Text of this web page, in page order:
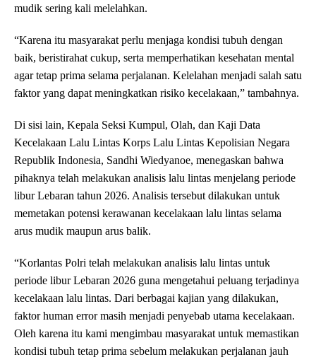
mudik sering kali melelahkan.
“Karena itu masyarakat perlu menjaga kondisi tubuh dengan
baik, beristirahat cukup, serta memperhatikan kesehatan mental
agar tetap prima selama perjalanan. Kelelahan menjadi salah satu
faktor yang dapat meningkatkan risiko kecelakaan,” tambahnya.
Di sisi lain, Kepala Seksi Kumpul, Olah, dan Kaji Data
Kecelakaan Lalu Lintas Korps Lalu Lintas Kepolisian Negara
Republik Indonesia, Sandhi Wiedyanoe, menegaskan bahwa
pihaknya telah melakukan analisis lalu lintas menjelang periode
libur Lebaran tahun 2026. Analisis tersebut dilakukan untuk
memetakan potensi kerawanan kecelakaan lalu lintas selama
arus mudik maupun arus balik.
“Korlantas Polri telah melakukan analisis lalu lintas untuk
periode libur Lebaran 2026 guna mengetahui peluang terjadinya
kecelakaan lalu lintas. Dari berbagai kajian yang dilakukan,
faktor human error masih menjadi penyebab utama kecelakaan.
Oleh karena itu kami mengimbau masyarakat untuk memastikan
kondisi tubuh tetap prima sebelum melakukan perjalanan jauh